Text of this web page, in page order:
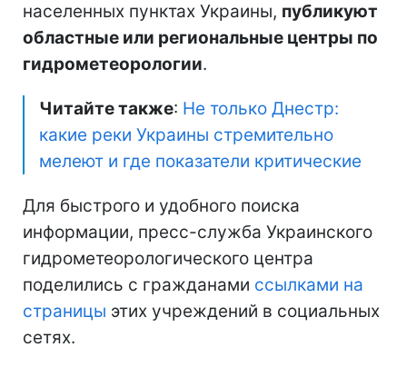
населенных пунктах Украины, публикуют
областные или региональные центры по
гидрометеорологии.
Читайте также: Не только Днестр:
какие реки Украины стремительно
мелеют и где показатели критические
Для быстрого и удобного поиска
информации, пресс-служба Украинского
гидрометеорологического центра
поделились с гражданами ссылками на
страницы этих учреждений в социальных
сетях.